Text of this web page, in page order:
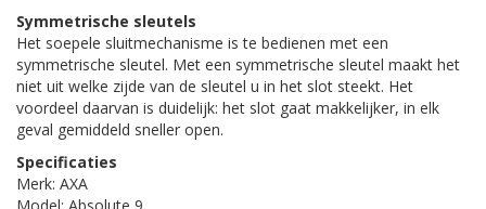
Symmetrische sleutels
Het soepele sluitmechanisme is te bedienen met een
symmetrische sleutel. Met een symmetrische sleutel maakt het
niet uit welke zijde van de sleutel u in het slot steekt. Het
voordeel daarvan is duidelijk: het slot gaat makkelijker, in elk
geval gemiddeld sneller open.
Specificaties
Merk: AXA